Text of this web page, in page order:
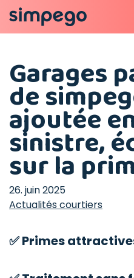
Garages
de
ajoutée
sinistre,
sur la
26. juin 2025
Actualités courtiers
✅ Primes